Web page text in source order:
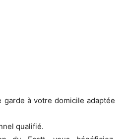
à votre domicile adaptée
qualifié.